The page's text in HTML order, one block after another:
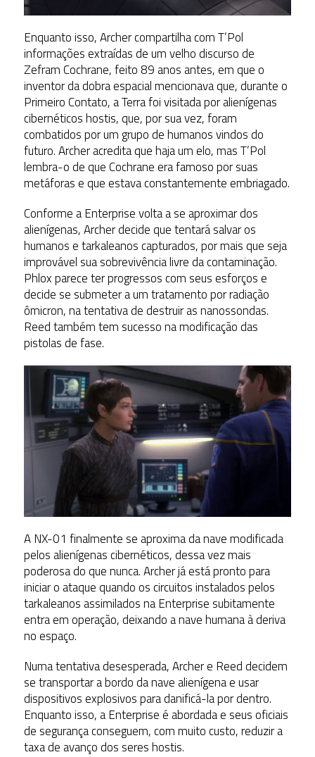
Enquanto isso, Archer compartilha com T’Pol
informações extraídas de um velho discurso de
Zefram Cochrane, feito 89 anos antes, em que o
inventor da dobra espacial mencionava que, durante o
Primeiro Contato, a Terra foi visitada por alienígenas
cibernéticos hostis, que, por sua vez, foram
combatidos por um grupo de humanos vindos do
futuro. Archer acredita que haja um elo, mas T’Pol
lembra-o de que Cochrane era famoso por suas
metáforas e que estava constantemente embriagado.
Conforme a Enterprise volta a se aproximar dos
alienígenas, Archer decide que tentará salvar os
humanos e tarkaleanos capturados, por mais que seja
improvável sua sobrevivência livre da contaminação.
Phlox parece ter progressos com seus esforços e
decide se submeter a um tratamento por radiação
ômicron, na tentativa de destruir as nanossondas.
Reed também tem sucesso na modificação das
pistolas de fase.
A NX-01 finalmente se aproxima da nave modificada
pelos alienígenas cibernéticos, dessa vez mais
poderosa do que nunca. Archer já está pronto para
iniciar o ataque quando os circuitos instalados pelos
tarkaleanos assimilados na Enterprise subitamente
entra em operação, deixando a nave humana à deriva
no espaço.
Numa tentativa desesperada, Archer e Reed decidem
se transportar a bordo da nave alienígena e usar
dispositivos explosivos para danificá-la por dentro.
Enquanto isso, a Enterprise é abordada e seus oficiais
de segurança conseguem, com muito custo, reduzir a
taxa de avanço dos seres hostis.